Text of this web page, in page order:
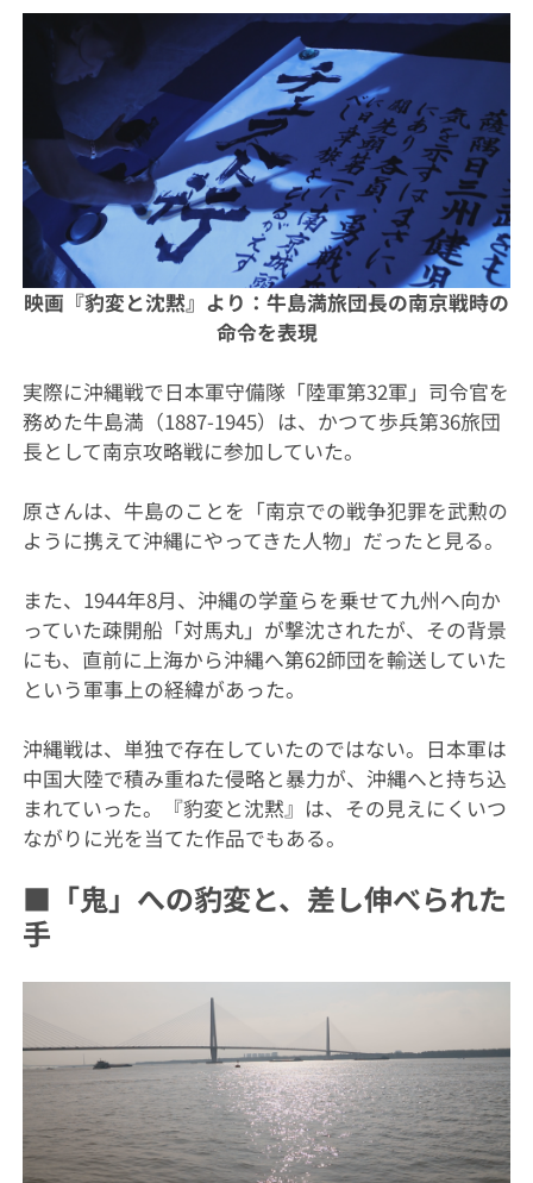
映画『豹変と沈黙』より： 牛島満旅団長の南京戦時の
命令を表現
実際に沖縄戦で日本軍守備隊「陸軍第32軍」司令官を
務めた牛島満（1887-1945）は、かつて歩兵第36旅団
長として南京攻略戦に参加していた。
原さんは、牛島のことを「南京での戦争犯罪を武勲の
ように携えて沖縄にやってきた人物」だったと見る。
また、1944年8月、沖縄の学童らを乗せて九州へ向か
っていた疎開船「対馬丸」が撃沈されたが、その背景
にも、直前に上海から沖縄へ第62師団を輸送していた
という軍事上の経緯があった。
沖縄戦は、単独で存在していたのではない。日本軍は
中国大陸で積み重ねた侵略と暴力が、沖縄へと持ち込
まれていった。『豹変と沈黙』は、その見えにくいつ
ながりに光を当てた作品でもある。
■「鬼」への豹変と、差し伸べられた
手